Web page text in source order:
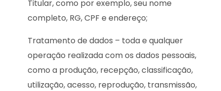
Titular, como por exemplo, seu nome
completo, RG, CPF e endereço;
Tratamento de dados – toda e qualquer
operação realizada com os dados pessoais,
como a produção, recepção, classificação,
utilização, acesso, reprodução, transmissão,